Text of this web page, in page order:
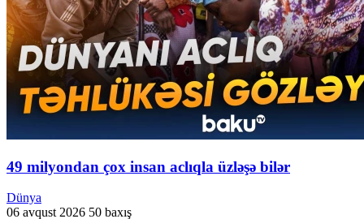
49 milyondan çox insan aclıqla üzləşə bilər
Dünya
06 avqust 2026 50 baxış